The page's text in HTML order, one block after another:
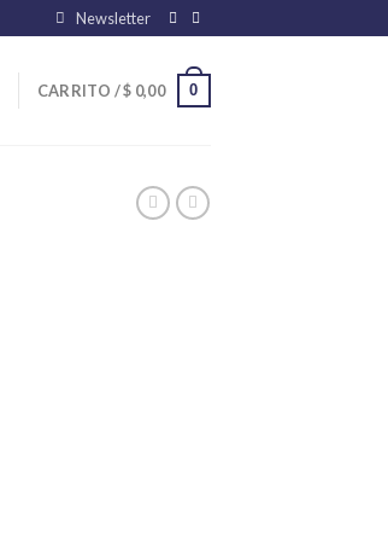
Newsletter
CARRITO /$ 0,00 0